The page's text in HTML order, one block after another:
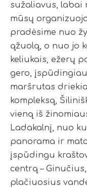
sužaliavus, labai
mūsų
pradėsime nuo
ąžuolą, o nuo jo
keliukais, ežerų
gero,
maršrutas
kompleksą,
vieną iš
Ladakalnį, nuo
panorama ir
įspūdingu
centrą –
plačiuosius